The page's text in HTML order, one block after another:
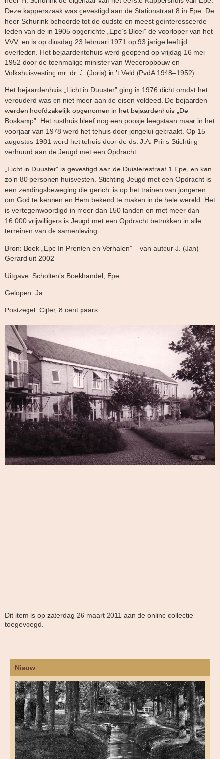
Deze kapperszaak was gevestigd aan de Stationstraat 8 in Epe. De
heer Schurink behoorde tot de oudste en meest geïnteresseerde
leden van de in 1905 opgerichte „Epe’s Bloei” de voorloper van het
VVV, en is op dinsdag 23 februari 1971 op 93 jarige leeftijd
overleden. Het bejaardentehuis werd geopend op vrijdag 16 mei
1952 door de toenmalige minister van Wederopbouw en
Volkshuisvesting mr. dr. J. (Joris) in ’t Veld (PvdA 1948–1952).
Het bejaardenhuis „Licht in Duuster” ging in 1976 dicht omdat het
verouderd was en niet meer aan de eisen voldeed. De bejaarden
werden hoofdzakelijk opgenomen in het bejaardenhuis „De
Boskamp”. Het rusthuis bleef nog een poosje leegstaan maar in het
voorjaar van 1978 werd het tehuis door jongelui gekraakt. Op 15
augustus 1981 werd het tehuis door de ds. J.A. Prins Stichting
verhuurd aan de Jeugd met een Opdracht.
„Licht in Duuster” is gevestigd aan de Duisterestraat 1 Epe, en kan
zo’n 80 personen huisvesten. Stichting Jeugd met een Opdracht is
een zendingsbeweging die gericht is op het trainen van jongeren
om God te kennen en Hem bekend te maken in de hele wereld. Het
is vertegenwoordigd in meer dan 150 landen en met meer dan
16.000 vrijwilligers is Jeugd met een Opdracht betrokken in alle
terreinen van de samenleving.
Bron: Boek „Epe In Prenten en Verhalen” – van auteur J. (Jan)
Gerard uit 2002.
Uitgave: Scholten’s Boekhandel, Epe.
Gelopen: Ja.
Postzegel: Cijfer, 8 cent paars.
Dit item is op zaterdag 26 maart 2011 aan de online collectie
toegevoegd.
Nieuw